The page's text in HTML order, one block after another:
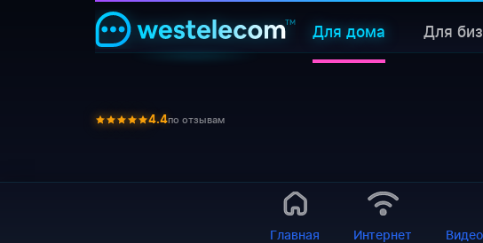
Для дома Для
4.4по отзывам
Главная Интернет